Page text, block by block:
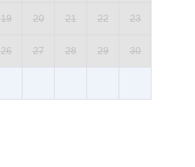
19 20 21 22 23
26 27 28 29 30